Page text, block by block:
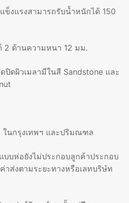
ข็งแรงสามารถรับน้ำหนักได้ 150
2 ด้านความหนา 12 มม.
ปิดผิวเมลามีในสี Sandstone และ
ในกรุงเทพฯ และปริมณฑล
บบห่อยังไม่ประกอบลูกค้าประกอบ
ส่งตามระยะทางหรือเลทบริษํท